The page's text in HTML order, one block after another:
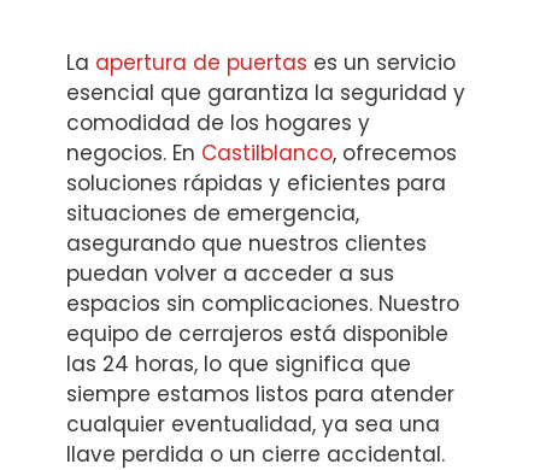
La apertura de puertas es un servicio
esencial que garantiza la seguridad y
comodidad de los hogares y
negocios. En Castilblanco, ofrecemos
soluciones rápidas y eficientes para
situaciones de emergencia,
asegurando que nuestros clientes
puedan volver a acceder a sus
espacios sin complicaciones. Nuestro
equipo de cerrajeros está disponible
las 24 horas, lo que significa que
siempre estamos listos para atender
cualquier eventualidad, ya sea una
llave perdida o un cierre accidental.